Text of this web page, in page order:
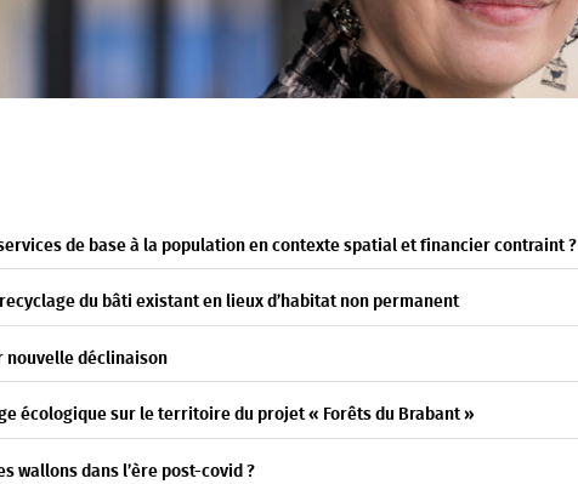
de base à la population en contexte spatial et financier contraint ?
du bâti existant en lieux d’habitat non permanent
nouvelle déclinaison
écologique sur le territoire du projet « Forêts du Brabant »
wallons dans l’ère post-covid ?